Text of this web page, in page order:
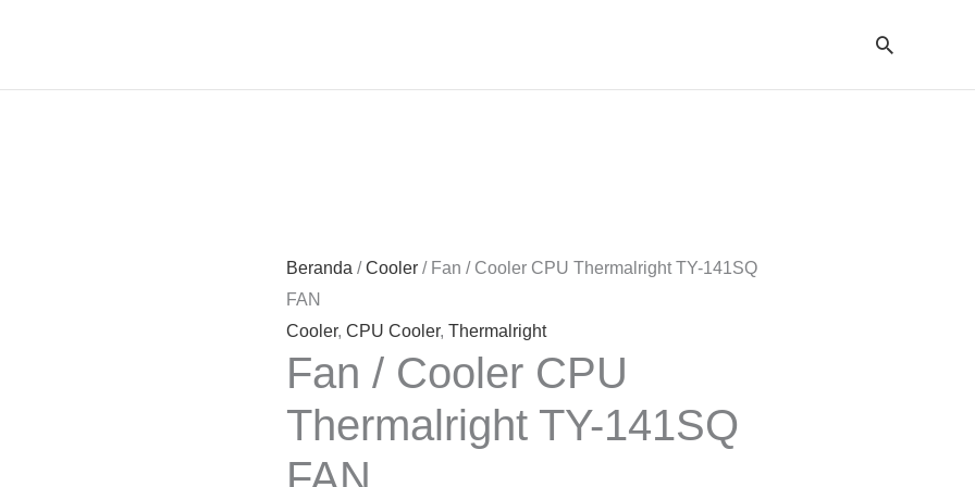
Cari
Beranda /Cooler / Fan / Cooler CPU Thermalright TY-141SQ
FAN
Cooler,CPU Cooler,Thermalright
Fan / Cooler CPU
Thermalright TY-141SQ